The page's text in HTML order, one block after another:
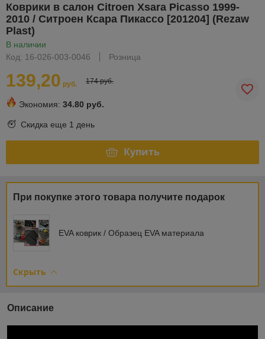
Коврики в салон Citroen Xsara Picasso 1999-
2010 / Ситроен Ксара Пикассо [201204] (Rezaw
Plast)
В наличии
Код: 16-026-003-0046
Розница
139,20 руб. 174 руб.
Экономия: 34.80 руб.
Скидка еще 1 день
Купить
При покупке этого товара получите подарок
EVA коврик / Образец EVA материала
Скрыть
Описание